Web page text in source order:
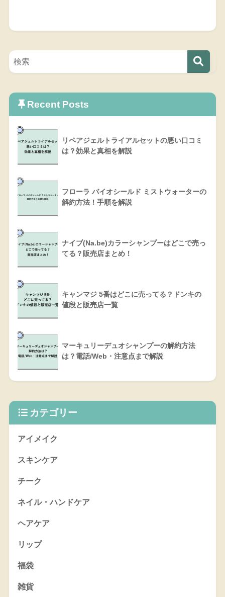
Recent Posts
リペアジェルトライアルセットの悪い口コミ
は？効果と真相を解説
フローラ バイオシールド ミストウォーターの
解約方法！手順を解説
ナイブ(Na.be)カラーシャンプーはどこで売っ
てる？販売店まとめ！
キャンマジ 5番はどこに売ってる？ドンキの
値段と販売店一覧
マーキュリーデュオシャンプーの解約方法
は？電話/Web・注意点まで解説
カテゴリー
アイメイク
スキンケア
チーク
ネイル・ハンドケア
ヘアケア
リップ
福袋
雑貨